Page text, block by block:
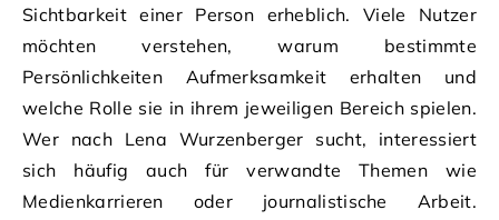
Sichtbarkeit einer Person erheblich. Viele Nutzer
möchten verstehen, warum bestimmte
Persönlichkeiten Aufmerksamkeit erhalten und
welche Rolle sie in ihrem jeweiligen Bereich spielen.
Wer nach Lena Wurzenberger sucht, interessiert
sich häufig auch für verwandte Themen wie
Medienkarrieren oder journalistische Arbeit.